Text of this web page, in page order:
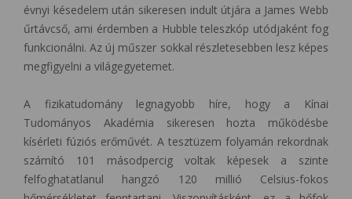
évnyi késedelem után sikeresen indult útjára a James Webb
űrtávcső, ami érdemben a Hubble teleszkóp utódjaként fog
funkcionálni. Az új műszer sokkal részletesebben lesz képes
megfigyelni a világegyetemet.
A fizikatudomány legnagyobb híre, hogy a Kínai
Tudományos Akadémia sikeresen hozta működésbe
kísérleti fúziós erőművét. A tesztüzem folyamán rekordnak
számító 101 másodpercig voltak képesek a szinte
felfoghatatlanul hangzó 120 millió Celsius-fokos